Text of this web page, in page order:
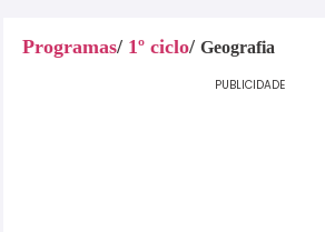
Programas/ 1º ciclo/ Geografia
PUBLICIDADE